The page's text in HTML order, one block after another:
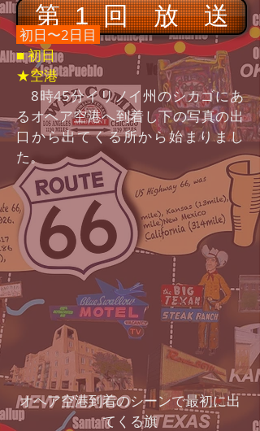
第 1 回 放 送
初日〜2日目
■ 初日
★空港
8時45分イリノイ州のシカゴにあ
るオヘア空港へ到着し下の写真の出
口から出てくる所から始まりまし
た。
オヘア空港到着のシーンで最初に出
てくる旗